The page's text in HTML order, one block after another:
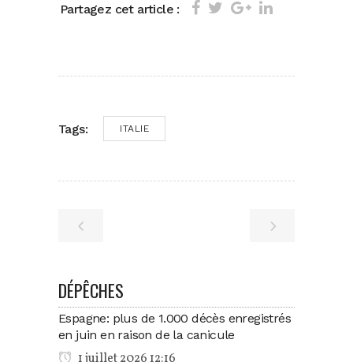
Partagez cet article :
Tags: ITALIE
DÉPÊCHES
Espagne: plus de 1.000 décès enregistrés
en juin en raison de la canicule